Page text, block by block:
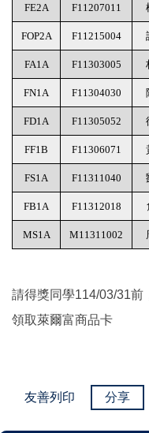
FE2A F11207011
FOP2A F11215004
FA1A F11303005
FN1A F11304030
FD1A F11305052
FF1B F11306071
FS1A F11311040
FB1A F11312018
MS1A M11311002
請得獎同學114/03/31前
領取萊爾富商品卡
友善列印 分享